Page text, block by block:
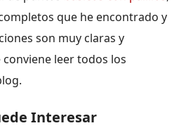
que he encontrado y
son muy claras y
conviene leer todos los
Interesar